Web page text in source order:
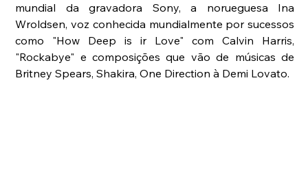
mundial da gravadora Sony, a norueguesa Ina
Wroldsen, voz conhecida mundialmente por sucessos
como "How Deep is ir Love" com Calvin Harris,
"Rockabye" e composições que vão de músicas de
Britney Spears, Shakira, One Direction à Demi Lovato.